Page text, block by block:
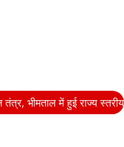
भीमताल में हुई राज्य स्तरीय